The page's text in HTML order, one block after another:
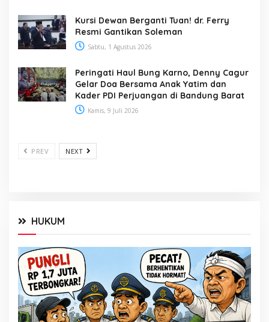
Kursi Dewan Berganti Tuan! dr. Ferry
Resmi Gantikan Soleman
Sabtu, 1 Agustus 2026
Peringati Haul Bung Karno, Denny Cagur
Gelar Doa Bersama Anak Yatim dan
Kader PDI Perjuangan di Bandung Barat
Kamis, 9 Juli 2026
PREV NEXT
HUKUM